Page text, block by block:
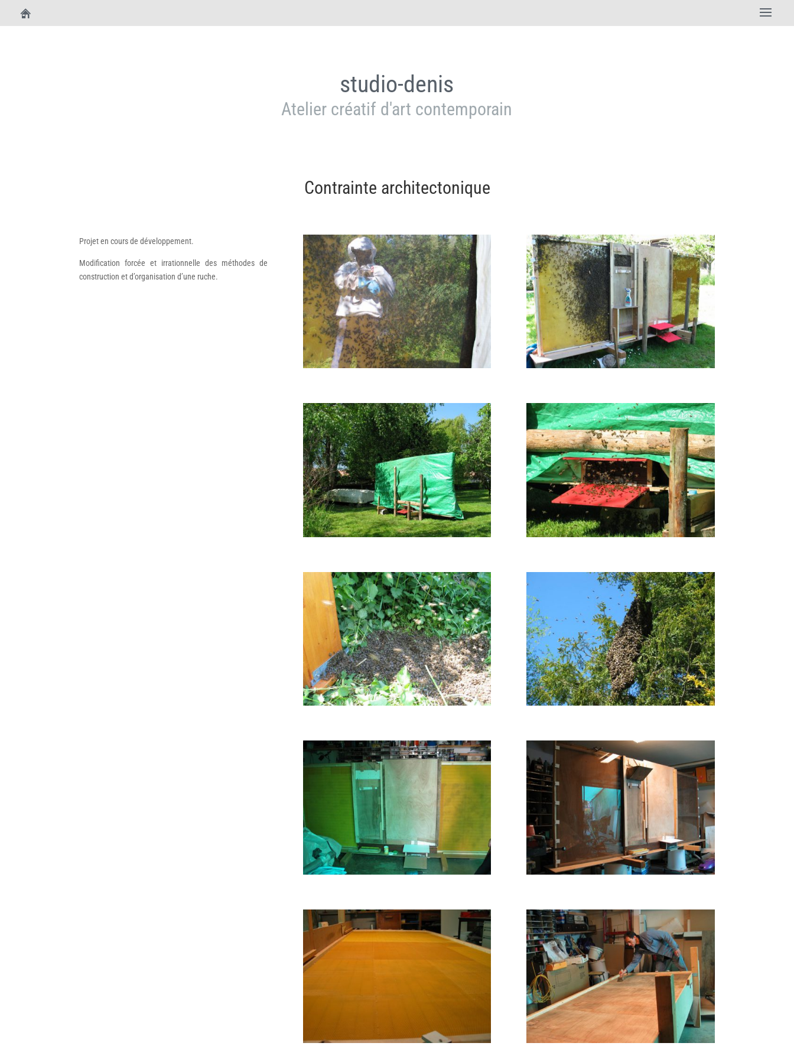
studio-denis
Atelier créatif d'art contemporain
Contrainte architectonique
Projet en cours de développement.
Modification forcée et irrationnelle des méthodes de
construction et d’organisation d’une ruche.